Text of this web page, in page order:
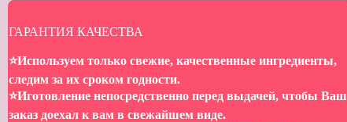
ГАРАНТИЯ КАЧЕСТВА
⭐️Используем только свежие, качественные ингредиенты,
следим за их сроком годности.
⭐️Иготовление непосредственно перед выдачей, чтобы Ваш
заказ доехал к вам в свежайшем виде.